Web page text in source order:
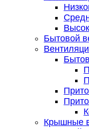
Бытовой
Крышные